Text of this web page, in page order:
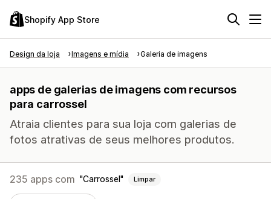
Shopify App Store
Design da loja Imagens e mídia Galeria de imagens
apps de galerias de imagens com recursos
para carrossel
Atraia clientes para sua loja com galerias de
fotos atrativas de seus melhores produtos.
235 apps com Carrossel Limpar